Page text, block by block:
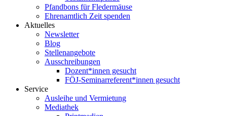
Pfandbons für Fledermäuse
Ehrenamtlich Zeit spenden
Aktuelles
Newsletter
Blog
Stellenangebote
Ausschreibungen
Dozent*innen gesucht
FÖJ-Seminarreferent*innen gesucht
Service
Ausleihe und Vermietung
Mediathek